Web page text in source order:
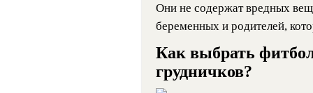
Они не содержат вредных
беременных и родителей,
Как выбрать
грудничков?